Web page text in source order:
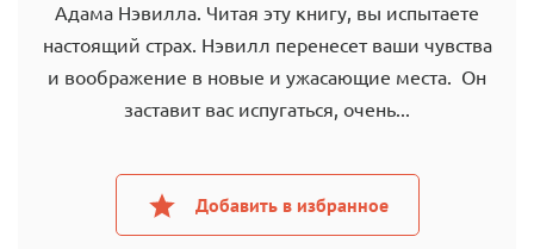
Адама Нэвилла. Читая эту книгу, вы испытаете
настоящий страх. Нэвилл перенесет ваши чувства
и воображение в новые и ужасающие места. Он
заставит вас испугаться, очень...
Добавить в избранное